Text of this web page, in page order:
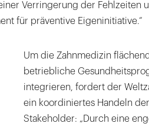
Verringerung der Fehlzeiten
für präventive Eigeninitiative.“
Um die Zahnmedizin
betriebliche
integrieren, fordert der
ein koordiniertes Handeln
Stakeholder: „Durch eine